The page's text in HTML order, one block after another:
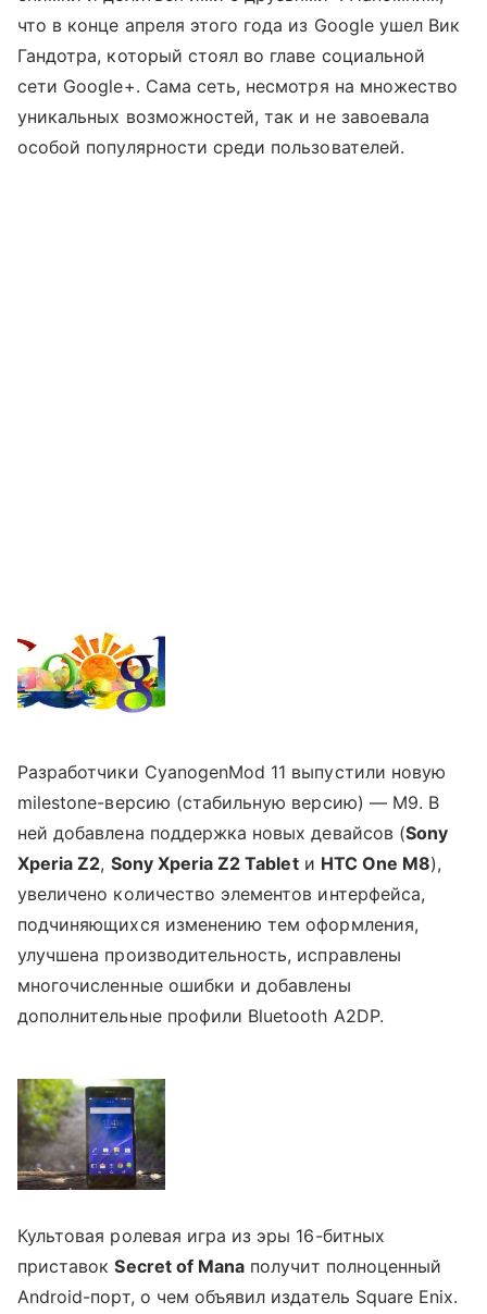
что в конце апреля этого года из Google ушел Вик
Гандотра, который стоял во главе социальной
сети Google+. Сама сеть, несмотря на множество
уникальных возможностей, так и не завоевала
особой популярности среди пользователей.
Разработчики CyanogenMod 11 выпустили новую
milestone-версию (стабильную версию) — M9. В
ней добавлена поддержка новых девайсов (Sony
Xperia Z2, Sony Xperia Z2 Tabletи HTC One M8),
увеличено количество элементов интерфейса,
подчиняющихся изменению тем оформления,
улучшена производительность, исправлены
многочисленные ошибки и добавлены
дополнительные профили Bluetooth A2DP.
Культовая ролевая игра из эры 16-битных
приставокSecret of Mana получит полноценный
Android-порт, о чем объявил издатель Square Enix.